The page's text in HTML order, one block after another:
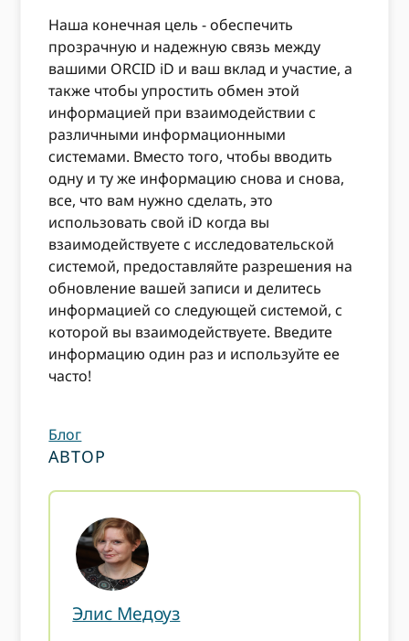
Наша конечная цель - обеспечить
прозрачную и надежную связь между
вашими ORCID iD и ваш вклад и участие, а
также чтобы упростить обмен этой
информацией при взаимодействии с
различными информационными
системами. Вместо того, чтобы вводить
одну и ту же информацию снова и снова,
все, что вам нужно сделать, это
использовать свой iD когда вы
взаимодействуете с исследовательской
системой, предоставляйте разрешения на
обновление вашей записи и делитесь
информацией со следующей системой, с
которой вы взаимодействуете. Введите
информацию один раз и используйте ее
часто!
Блог
АВТОР
Элис Медоуз